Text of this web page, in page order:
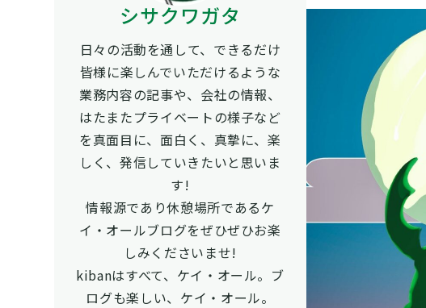
シサクワガタ
日々の活動を通して、できるだけ
皆様に楽しんでいただけるような
業務内容の記事や、会社の情報、
はたまたプライベートの様子など
を真面目に、面白く、真摯に、楽
しく、発信していきたいと思いま
す!
情報源であり休憩場所であるケ
イ・オールブログをぜひぜひお楽
しみくださいませ!
kibanはすべて、ケイ・オール。ブ
ログも楽しい、ケイ・オール。